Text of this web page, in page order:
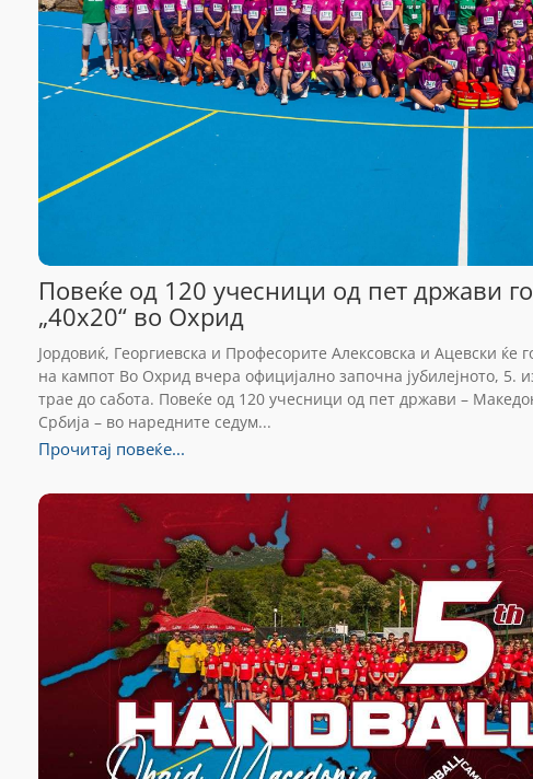
Повеќе од 120 учесници од пет држави го
„40х20“ во Охрид
Јордовиќ, Георгиевска и Професорите Алексовска и Ацевски ќе
на кампот Во Охрид вчера официјално започна јубилејното, 5.
трае до сабота. Повеќе од 120 учесници од пет држави –
Србија – во наредните седум...
Прочитај повеќе...